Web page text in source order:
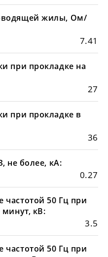
жилы, Ом/
7.41
при прокладке на
27
при прокладке в
36
не более, кА:
0.27
50 Гц при
кВ:
3.5
50 Гц при